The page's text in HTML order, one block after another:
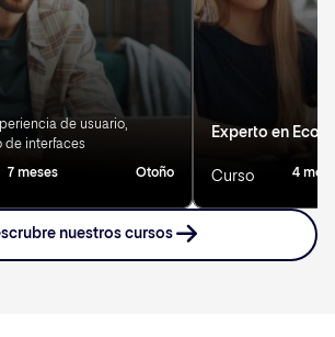
de usuario,
de interfaces
7 meses Otoño
Experto en
Curso 4
nuestros cursos